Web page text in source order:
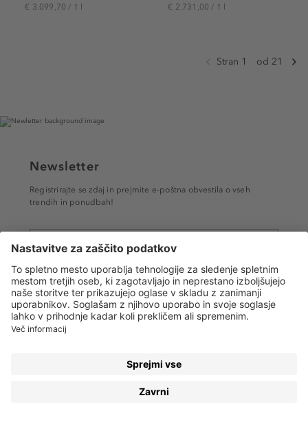
€ 3.099,70 / 1 l € 2.731,00 / 1 l
Stran 1 od 21
Newsletter
Registrirajte se zdaj in prejmite e-poštna obvestila o vseh
trendih in ponudbah!
PRIJAVA